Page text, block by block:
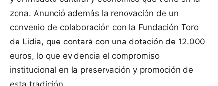
zona. Anunció además la renovación de un
convenio de colaboración con la Fundación Toro
de Lidia, que contará con una dotación de 12.000
euros, lo que evidencia el compromiso
institucional en la preservación y promoción de